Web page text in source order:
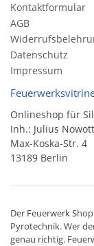
Kontaktformular
AGB
Datenschutz
Impressum
Onlineshop für
Inh.: Julius
Max-Koska-Str. 4
13189 Berlin
Der Feuerwerk Shop
Pyrotechnik. Wer
genau richtig.